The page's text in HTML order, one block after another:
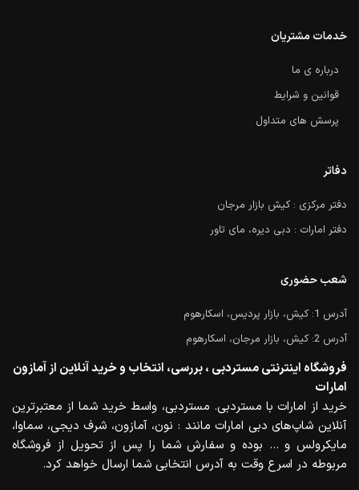
خدمات مشتریان
درباره ی ما
قوانین و شرایط
پرسش های متداول
دفاتر
دفتر مرکزی : کیش بازار مرجان
دفتر امارات : دبی دیره، مای تاور
شعب حضوری
آدرس 1: کیش، بازار پردیس، اسکارهوم
آدرس 2: کیش، بازار مرجان، اسکارهوم
فروشگاه اینترنتی مستردبی ، بررسی، انتخاب و خرید آنلاین از آمازون
امارات
خرید از امارات با مستردبی. مستردبی، واسط خرید شما از معتبرترین
آنلاین شاپ‌های دبی امارات مانند : نون، آمازون، شرف دیجی، سماوا،
مایکرولس و … بوده و سفارش شما را پس از تحویل از فروشگاه
مربوطه در اسرع وقت به آدرس انتخابی شما ارسال خواهد کرد.